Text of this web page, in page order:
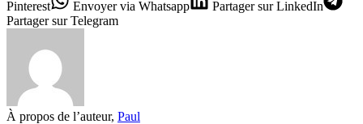
Pinterest
Envoyervia Whatsapp Partagersur LinkedIn
Partagersur Telegram
À propos de l’auteur, Paul